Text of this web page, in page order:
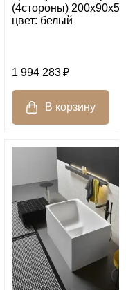
(4стороны)
цвет: белый
1 994 283